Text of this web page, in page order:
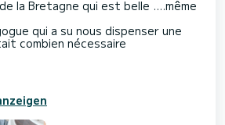
la Bretagne qui est belle ….même
qui a su nous dispenser une
combien nécessaire